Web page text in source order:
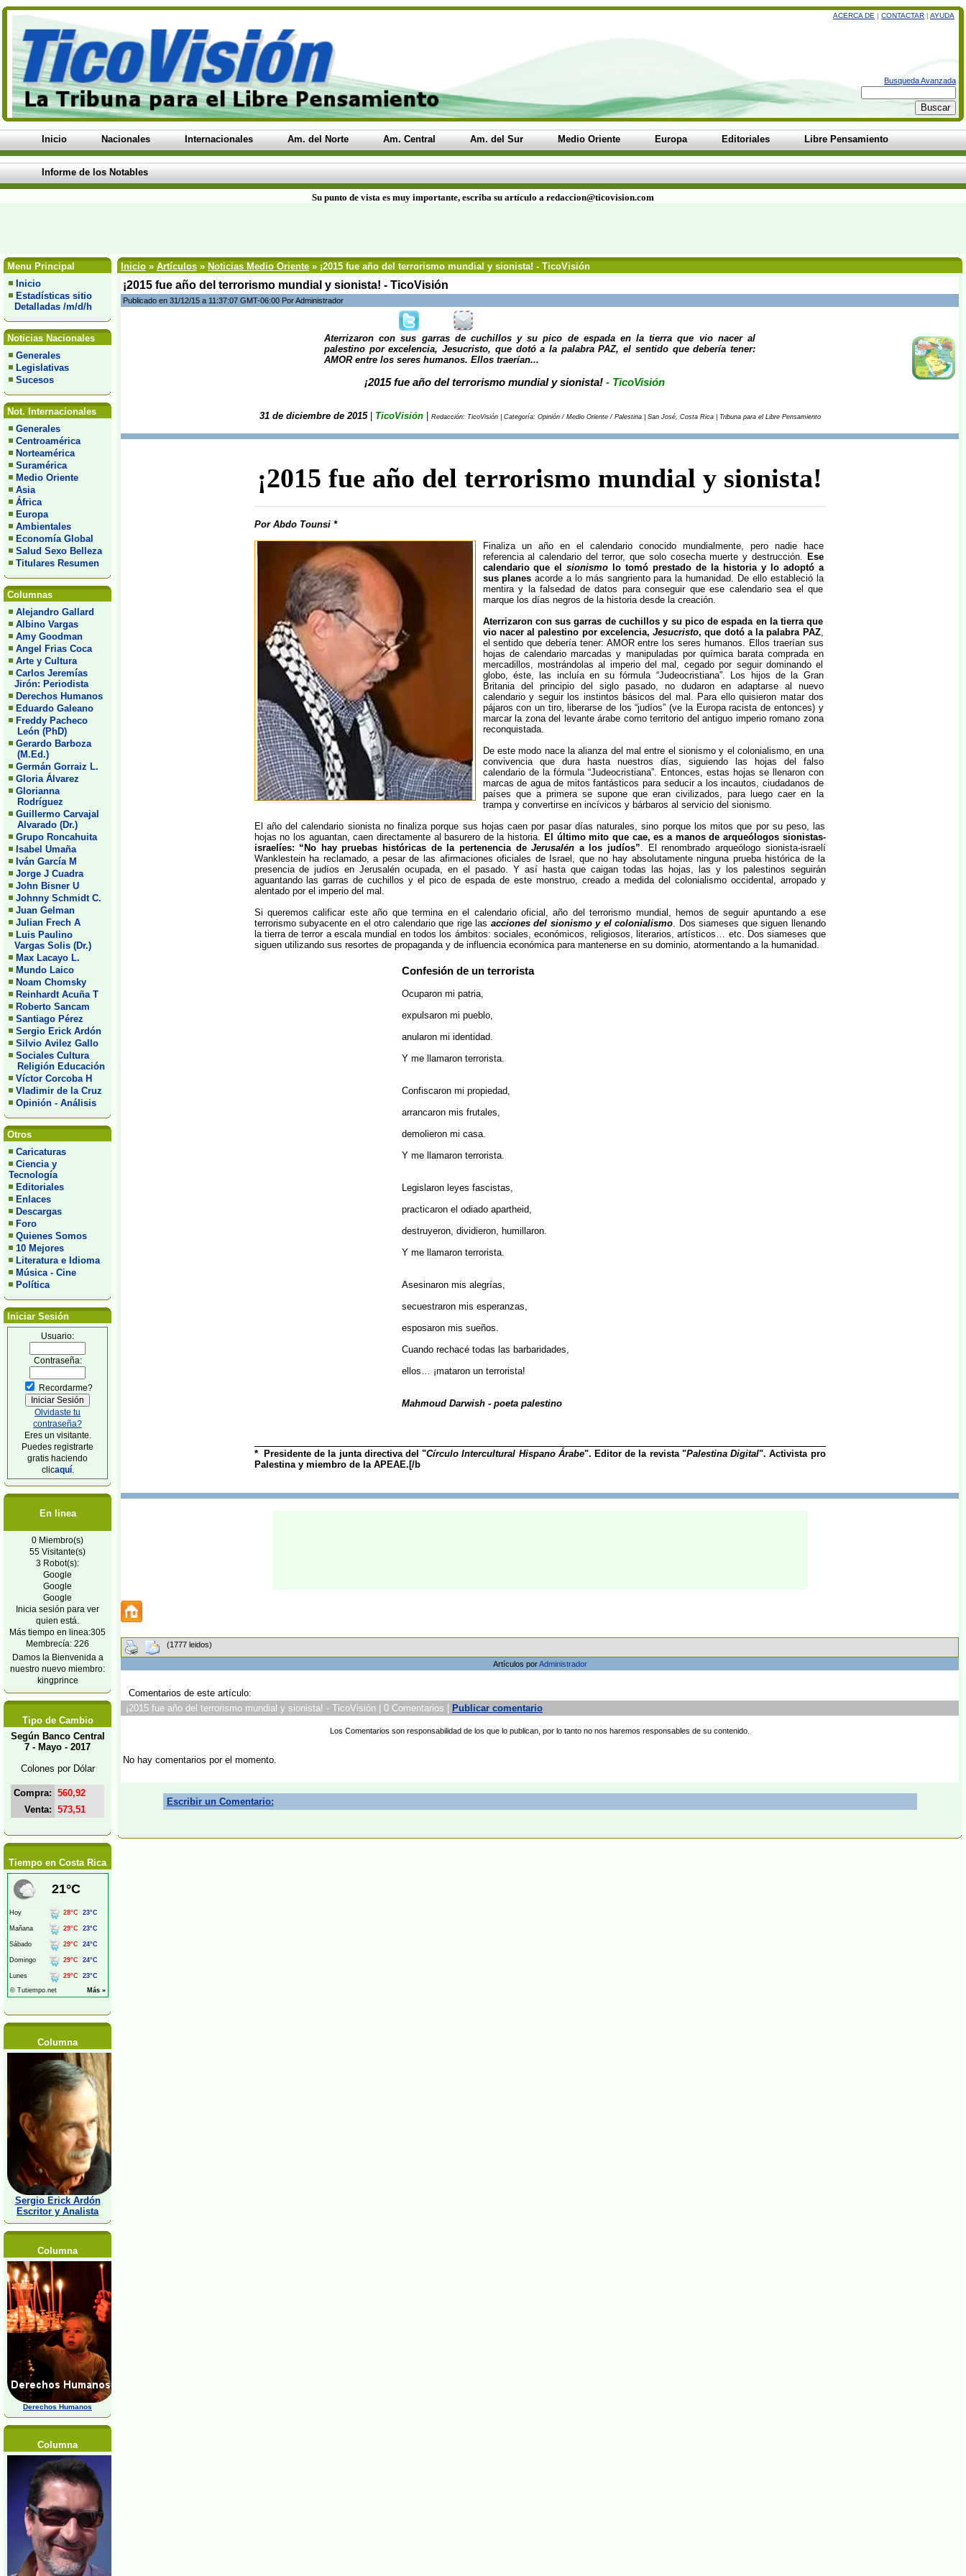
ACERCA DE | CONTACTAR | AYUDA
Busqueda Avanzada
Inicio Nacionales Internacionales Am. del Norte Am. Central Am. del Sur Medio Oriente Europa Editoriales Libre Pensamiento
Informe de los Notables
Su punto de vista es muy importante, escriba su artículo a redaccion@ticovision.com
Menu Principal
Inicio
Estadísticas sitio
Detalladas /m/d/h
Noticias Nacionales
Generales
Legislativas
Sucesos
Not. Internacionales
Generales
Centroamérica
Norteamérica
Suramérica
Medio Oriente
Asia
África
Europa
Ambientales
Economía Global
Salud Sexo Belleza
Titulares Resumen
Columnas
Alejandro Gallard
Albino Vargas
Amy Goodman
Angel Frias Coca
Arte y Cultura
Carlos Jeremías
Jirón: Periodista
Derechos Humanos
Eduardo Galeano
Freddy Pacheco
León (PhD)
Gerardo Barboza
(M.Ed.)
Germán Gorraiz L.
Gloria Álvarez
Glorianna
Rodríguez
Guillermo Carvajal
Alvarado (Dr.)
Grupo Roncahuita
Isabel Umaña
Iván García M
Jorge J Cuadra
John Bisner U
Johnny Schmidt C.
Juan Gelman
Julian Frech A
Luis Paulino
Vargas Solis (Dr.)
Max Lacayo L.
Mundo Laico
Noam Chomsky
Reinhardt Acuña T
Roberto Sancam
Santiago Pérez
Sergio Erick Ardón
Silvio Avilez Gallo
Sociales Cultura
Religión Educación
Víctor Corcoba H
Vladimir de la Cruz
Opinión - Análisis
Otros
Caricaturas
Ciencia y
Tecnología
Editoriales
Enlaces
Descargas
Foro
Quienes Somos
10 Mejores
Literatura e Idioma
Música - Cine
Política
Iniciar Sesión
Usuario:
Contraseña:
Recordarme?
Olvidaste tu
contraseña?
Eres un visitante.
Puedes registrarte
gratis haciendo
clicaquí.
En linea
0 Miembro(s)
55 Visitante(s)
3 Robot(s):
Google
Google
Google
Inicia sesión para ver
quien está.
Más tiempo en linea:305
Membrecía: 226
Damos la Bienvenida a
nuestro nuevo miembro:
kingprince
Tipo de Cambio
Según Banco Central
7 - Mayo - 2017
Colones por Dólar
Compra: 560,92
Venta: 573,51
Tiempo en Costa Rica
Columna
Sergio Erick Ardón
Escritor y Analista
Columna
Derechos Humanos
Columna
Inicio » Artículos » Noticias Medio Oriente » ¡2015 fue año del terrorismo mundial y sionista! - TicoVisión
¡2015 fue año del terrorismo mundial y sionista! - TicoVisión
Publicado en 31/12/15 a 11:37:07 GMT-06:00 Por Administrador
Aterrizaron con sus garras de cuchillos y su pico de espada en la tierra que vio nacer al
palestino por excelencia, Jesucristo, que dotó a la palabra PAZ, el sentido que debería tener:
AMOR entre los seres humanos. Ellos traerían...
¡2015 fue año del terrorismo mundial y sionista! - TicoVisión
31 de diciembre de 2015| TicoVisión| Redacción: TicoVisión | Categoría: Opinión / Medio Oriente / Palestina | San José, Costa Rica | Tribuna para el Libre Pensamiento
¡2015 fue año del terrorismo mundial y sionista!
Por Abdo Tounsi *
Finaliza un año en el calendario conocido mundialmente, pero nadie hace
referencia al calendario del terror, que solo cosecha muerte y destrucción. Ese
calendario que elsionismo lo tomó prestado de la historia y lo adoptó a
sus planes acorde a lo más sangriento para la humanidad. De ello estableció la
mentira y la falsedad de datos para conseguir que ese calendario sea el que
marque los días negros de la historia desde la creación.
Aterrizaron con sus garras de cuchillos y su pico de espada en la tierra que
vio nacer al palestino por excelencia, Jesucristo, que dotó a la palabra PAZ,
el sentido que debería tener: AMOR entre los seres humanos. Ellos traerían sus
hojas de calendario marcadas y manipuladas por química barata comprada en
mercadillos, mostrándolas al imperio del mal, cegado por seguir dominando el
globo, éste, las incluía en su fórmula “Judeocristiana”. Los hijos de la Gran
Britania del principio del siglo pasado, no dudaron en adaptarse al nuevo
calendario y seguir los instintos básicos del mal. Para ello quisieron matar dos
pájaros con un tiro, liberarse de los “judíos” (ve la Europa racista de entonces) y
marcar la zona del levante árabe como territorio del antiguo imperio romano zona
reconquistada.
De este modo nace la alianza del mal entre el sionismo y el colonialismo, en una
convivencia que dura hasta nuestros días, siguiendo las hojas del falso
calendario de la fórmula “Judeocristiana”. Entonces, estas hojas se llenaron con
marcas de agua de mitos fantásticos para seducir a los incautos, ciudadanos de
países que a primera se supone que eran civilizados, para luego caer en la
trampa y convertirse en incívicos y bárbaros al servicio del sionismo.
El año del calendario sionista no finaliza porque sus hojas caen por pasar días naturales, sino porque los mitos que por su peso, las
hojas no los aguantan, caen directamente al basurero de la historia. El último mito que cae, es a manos de arqueólogos sionistas-
israelíes: “No hay pruebas históricas de la pertenencia deJerusalén a los judíos”. El renombrado arqueólogo sionista-israelí
Wanklestein ha reclamado, a pesar de las afirmaciones oficiales de Israel, que no hay absolutamente ninguna prueba histórica de la
presencia de judíos en Jerusalén ocupada, en el pasado. Y así hasta que caigan todas las hojas, las y los palestinos seguirán
aguantando las garras de cuchillos y el pico de espada de este monstruo, creado a medida del colonialismo occidental, arropado y
alentado por el imperio del mal.
Si queremos calificar este año que termina en el calendario oficial, año del terrorismo mundial, hemos de seguir apuntando a ese
terrorismo subyacente en el otro calendario que rige las acciones del sionismo y el colonialismo. Dos siameses que siguen llenando
la tierra de terror a escala mundial en todos los ámbitos: sociales, económicos, religiosos, literarios, artísticos… etc. Dos siameses que
siguen utilizando sus resortes de propaganda y de influencia económica para mantenerse en su dominio, atormentando a la humanidad.
Confesión de un terrorista
Ocuparon mi patria,
expulsaron mi pueblo,
anularon mi identidad.
Y me llamaron terrorista.
Confiscaron mi propiedad,
arrancaron mis frutales,
demolieron mi casa.
Y me llamaron terrorista.
Legislaron leyes fascistas,
practicaron el odiado apartheid,
destruyeron, dividieron, humillaron.
Y me llamaron terrorista.
Asesinaron mis alegrías,
secuestraron mis esperanzas,
esposaron mis sueños.
Cuando rechacé todas las barbaridades,
ellos… ¡mataron un terrorista!
Mahmoud Darwish - poeta palestino
* Presidente de la junta directiva del "Círculo Intercultural Hispano Árabe". Editor de la revista "Palestina Digital". Activista pro
Palestina y miembro de la APEAE.[/b
(1777 leidos)
Artículos porAdministrador
Comentarios de este artículo:
¡2015 fue año del terrorismo mundial y sionista! - TicoVisión | 0 Comentarios |
Publicar comentario
Los Comentarios son responsabilidad de los que lo publican, por lo tanto no nos haremos responsables de su contenido.
No hay comentarios por el momento.
Escribir un Comentario: